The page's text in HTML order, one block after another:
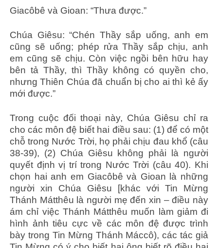
Giacôbê và Gioan: “Thưa được.”
Chúa Giêsu: “Chén Thầy sắp uống, anh em
cũng sẽ uống; phép rửa Thầy sắp chịu, anh
em cũng sẽ chịu. Còn việc ngồi bên hữu hay
bên tả Thầy, thì Thầy không có quyền cho,
nhưng Thiên Chúa đã chuẩn bị cho ai thì kẻ ấy
mới được.”
Trong cuộc đối thoại này, Chúa Giêsu chỉ ra
cho các môn đệ biết hai điều sau: (1) để có một
chỗ trong Nước Trời, họ phải chịu đau khổ (câu
38-39), (2) Chúa Giêsu không phải là người
quyết định vị trí trong Nước Trời (câu 40). Khi
chọn hai anh em Giacôbê và Gioan là những
người xin Chúa Giêsu [khác với Tin Mừng
Thánh Mátthêu là người mẹ đến xin – điều này
ám chỉ việc Thánh Mátthêu muốn làm giảm đi
hình ảnh tiêu cực về các môn đệ được trình
bày trong Tin Mừng Thánh Máccô), các tác giả